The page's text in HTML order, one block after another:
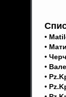
•
•
•
•
•
•